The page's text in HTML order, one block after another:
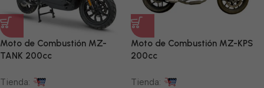
Moto de Combustión MZ-
TANK 200cc
Tienda:
Moto de Combustión MZ-KPS
200cc
Tienda: